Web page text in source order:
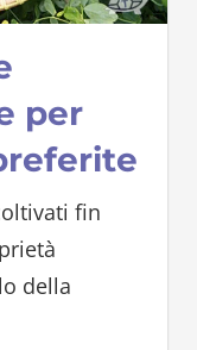
per
fin
della